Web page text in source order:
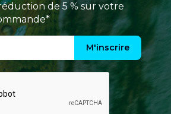
de 5 % sur votre
M'inscrire